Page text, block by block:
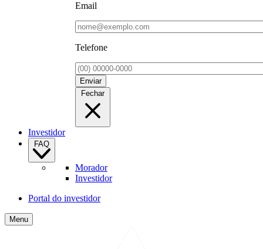
Email
Telefone
Enviar
Fechar
Investidor
FAQ
Morador
Investidor
Portal do investidor
Menu